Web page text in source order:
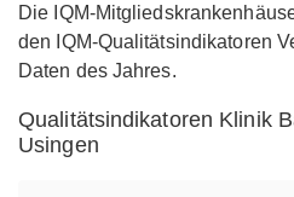
Die IQM-
den IQM-Qualitätsindikatoren
Daten des Jahres.
Qualitätsindikatoren Klinik
Usingen